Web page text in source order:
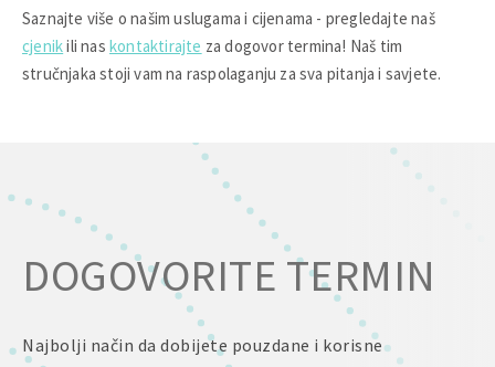
efekat se postepeno smanjuje.
Saznajte više o našim uslugama i cijenama - pregledajte naš
cjenikili naskontaktirajte za dogovor termina! Naš tim
stručnjaka stoji vam na raspolaganju za sva pitanja i savjete.
DOGOVORITE TERMIN
Najbolji način da dobijete pouzdane i korisne